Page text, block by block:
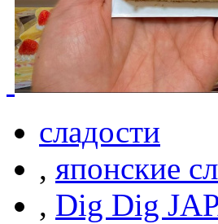
сладости
, японские
, Dig Dig